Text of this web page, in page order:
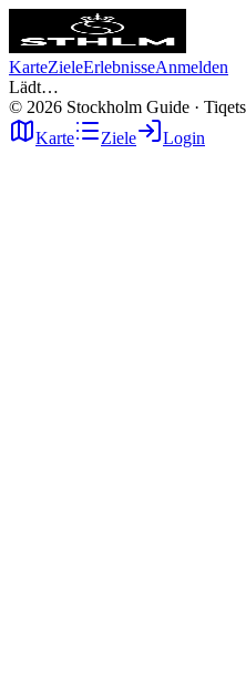
KarteZieleErlebnisseAnmelden
Lädt…
© 2026 Stockholm Guide ·
Karte
Ziele Login